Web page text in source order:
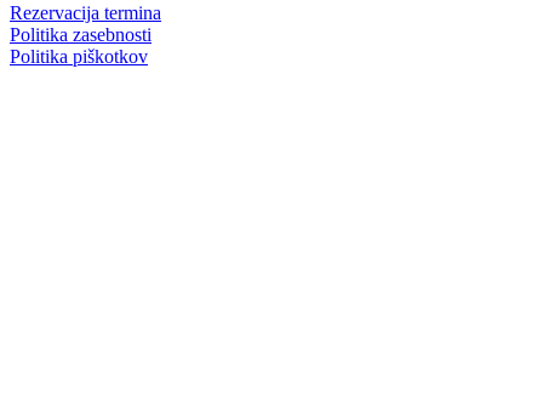
Rezervacija termina
Politika zasebnosti
Politika piškotkov